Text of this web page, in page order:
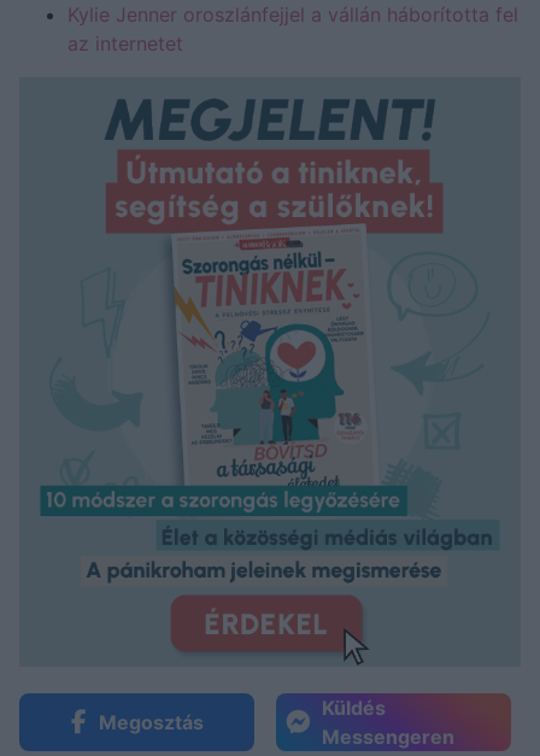
Kylie Jenner oroszlánfejjel a vállán háborította fel
az internetet
Megosztás
Küldés
Messengeren